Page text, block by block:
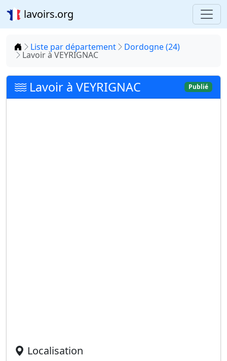
lavoirs.org
Accueil
Liste par département Dordogne (24)
Lavoir à VEYRIGNAC
Lavoir à VEYRIGNAC Publié
Localisation